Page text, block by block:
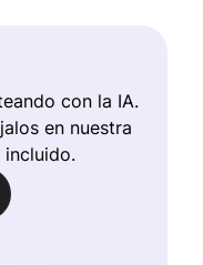
con la IA.
en nuestra